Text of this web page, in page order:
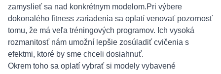
zamyslieť sa nad konkrétnym modelom.Pri výbere
dokonalého fitness zariadenia sa oplatí venovať pozornosť
tomu, že má veľa tréningových programov. Ich vysoká
rozmanitosť nám umožní lepšie zosúladiť cvičenia s
efektmi, ktoré by sme chceli dosiahnuť.
Okrem toho sa oplatí vybrať si modely vybavené